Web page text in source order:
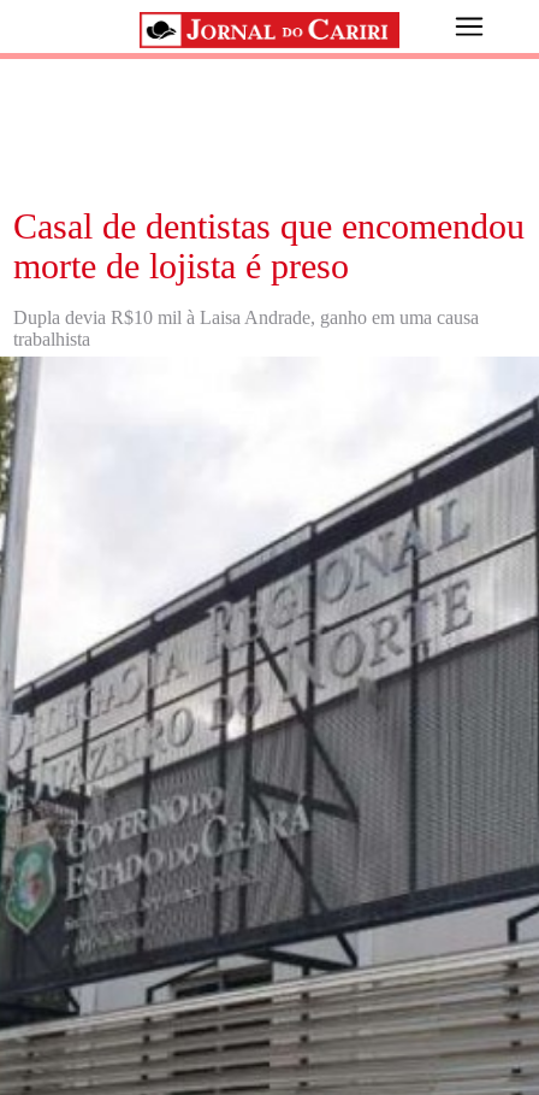
Casal de dentistas que encomendou
morte de lojista é preso
Dupla devia R$10 mil à Laisa Andrade, ganho em uma causa
trabalhista